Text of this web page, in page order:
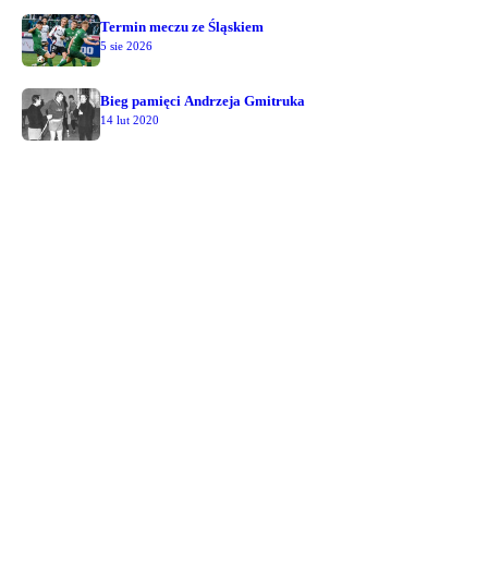
Termin meczu ze Śląskiem
5 sie 2026
Bieg pamięci Andrzeja Gmitruka
14 lut 2020